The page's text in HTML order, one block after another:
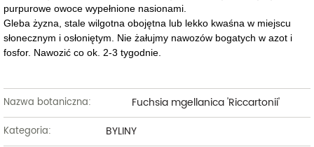
purpurowe owoce wypełnione nasionami.
Gleba żyzna, stale wilgotna obojętna lub lekko kwaśna w miejscu
słonecznym i osłoniętym. Nie żałujmy nawozów bogatych w azot i
fosfor. Nawozić co ok. 2-3 tygodnie.
Nazwa botaniczna: Fuchsia mgellanica 'Riccartonii'
Kategoria: BYLINY